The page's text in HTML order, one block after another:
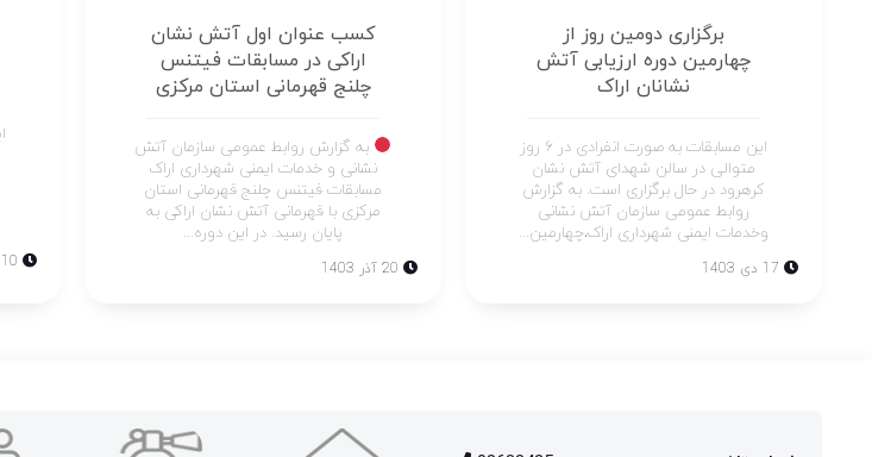
برگزاری دومین روز از
چهارمین دوره ارزیابی آتش
نشانان اراک
این مسابقات به صورت انفرادی در ۶ روز
متوالی در سالن شهدای آتش نشان
کرهرود در حال برگزاری است. به گزارش
روابط عمومی سازمان آتش نشانی
وخدمات ایمنی شهرداری اراک،چهارمین...
کسب عنوان اول آتش نشان
اراکی در مسابقات فیتنس
چلنج قهرمانی استان مرکزی
به گزارش روابط عمومی سازمان آتش
نشانی و خدمات ایمنی شهرداری اراک
مسابقات فیتنس چلنج قهرمانی استان
مرکزی با قهرمانی آتش نشان اراکی به
پایان رسید. در این دوره...